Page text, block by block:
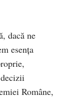
dacă ne
esența
Române,